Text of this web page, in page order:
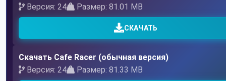
Версия: 24
Размер: 81.01 MB
СКАЧАТЬ
Скачать Cafe Racer (обычная версия)
Версия: 24
Размер: 81.33 MB